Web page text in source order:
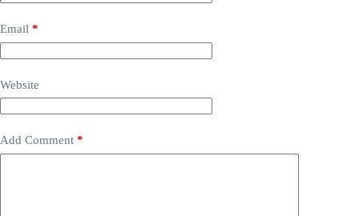
Email *
Website
Add Comment *